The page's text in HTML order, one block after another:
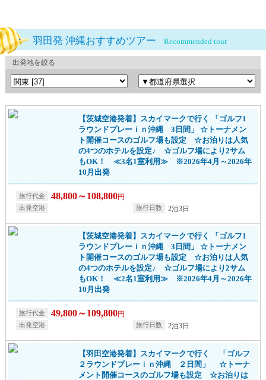
羽田発 沖縄おすすめツアー Recommended tour
出発地を絞る
【茨城空港発着】スカイマークで行く 「ゴルフ1
ラウンドプレーｉｎ沖縄 3日間」 ☆トーナメン
ト開催コースのゴルフ場も設定 ☆お泊りは人気
の4つのホテルを設定♪ ☆ゴルフ場により2サム
もOK！ ≪3名1室利用≫ ※2026年4月～2026年
10月出発
48,800～108,800円
2泊3日
【茨城空港発着】スカイマークで行く 「ゴルフ1
ラウンドプレーｉｎ沖縄 3日間」 ☆トーナメン
ト開催コースのゴルフ場も設定 ☆お泊りは人気
の4つのホテルを設定♪ ☆ゴルフ場により2サム
もOK！ ≪2名1室利用≫ ※2026年4月～2026年
10月出発
49,800～109,800円
2泊3日
【羽田空港発着】スカイマークで行く 「ゴルフ
２ラウンドプレーｉｎ沖縄 ２日間」 ☆トーナ
メント開催コースのゴルフ場も設定 ☆お泊りは